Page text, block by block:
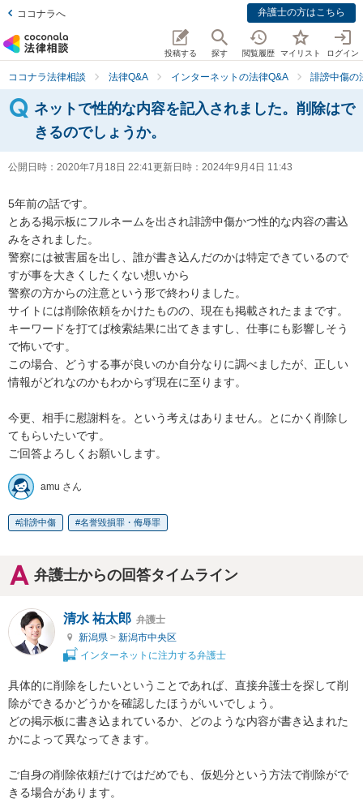
ココナラへ 弁護士の方はこちら
投稿する 探す 閲覧履歴 マイリスト ログイン
ココナラ法律相談 法律Q&A インターネットの法律Q&A 誹謗中傷の
ネットで性的な内容を記入されました。削除はで
きるのでしょうか。
公開日時： 2020年7月18日 22:41更新日時： 2024年9月4日 11:43
5年前の話です。
とある掲示板にフルネームを出され誹謗中傷かつ性的な内容の書込
みをされました。
警察には被害届を出し、誰が書き込んだのかは特定できているので
すが事を大きくしたくない想いから
警察の方からの注意という形で終わりました。
サイトには削除依頼をかけたものの、現在も掲載されたままです。
キーワードを打てば検索結果に出てきますし、仕事にも影響しそう
で怖いです。
この場合、どうする事が良いのか自分なりに調べましたが、正しい
情報がどれなのかもわからず現在に至ります。
今更、相手に慰謝料を。という考えはありません。とにかく削除し
てもらいたいです。
ご回答よろしくお願いします。
amu さん
誹謗中傷 名誉毀損罪・侮辱罪
弁護士からの回答タイムライン
清水 祐太郎 弁護士
新潟県 > 新潟市中央区
インターネットに注力する弁護士
具体的に削除をしたいということであれば、直接弁護士を探して削
除ができるかどうかを確認したほうがいいでしょう。
どの掲示板に書き込まれているか、どのような内容が書き込まれた
かによって異なってきます。
ご自身の削除依頼だけではだめでも、仮処分という方法で削除がで
きる場合があります。